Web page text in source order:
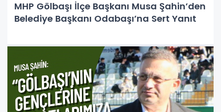
MHP Gölbaşı İlçe Başkanı Musa Şahin’den
Belediye Başkanı Odabaşı’na Sert Yanıt